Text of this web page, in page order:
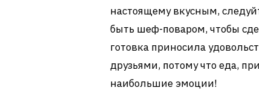
настоящему вкусным,
быть шеф-поваром, чтобы
готовка приносила
друзьями, потому что еда,
наибольшие эмоции!